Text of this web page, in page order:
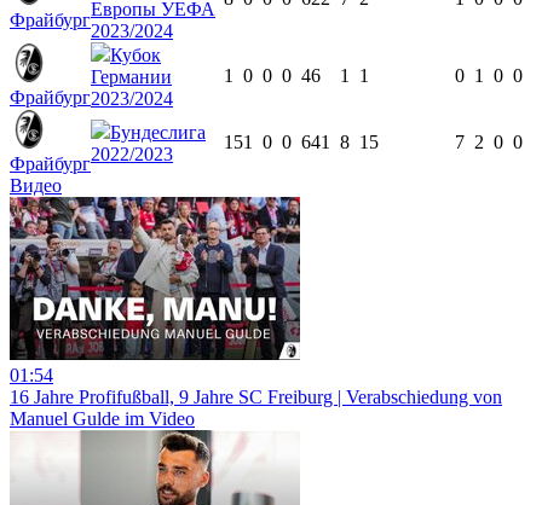
Фрайбург
Европы УЕФА
2023/2024
Фрайбург
Кубок
Германии
2023/2024
1 0 0 0 46 1 1 0 1 0 0
Фрайбург
Бундеслига
2022/2023
151 0 0 641 8 15 7 2 0 0
Видео
01:54
16 Jahre Profifußball, 9 Jahre SC Freiburg | Verabschiedung von
Manuel Gulde im Video